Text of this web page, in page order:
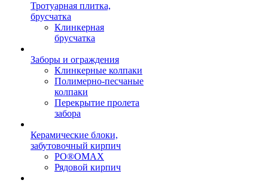
Тротуарная плитка,
брусчатка
Клинкерная
брусчатка
Заборы и ограждения
Клинкерные колпаки
Полимерно-песчаные
колпаки
Перекрытие пролета
забора
Керамические блоки,
забутовочный кирпич
PO®OMAX
Рядовой кирпич